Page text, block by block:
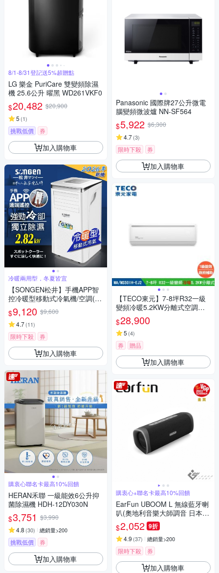
8/1-8/31登記送5%超贈點
LG 樂金 PuriCare 雙變頻除濕
機 25.6公升 曜黑 WD261VKF0
$20,482 $20,900
5 (1)
挑戰低價 券
加入購物車
冷暖兩用型，冬夏皆宜
【SONGEN松井】手機APP智
控冷暖型移動式冷氣機/空調(S
G-A413CH)
$9,120 $9,600
4.7(11)
限時下殺 券
加入購物車
購衷心聯名卡最高10%回饋
HERAN禾聯 一級能效6公升抑
菌除濕機 HDH-12DY030N
$3,751 $3,990
4.8 (30) 總銷量>200
挑戰低價 券
加入購物車
Panasonic 國際牌27公升微電
腦變頻微波爐 NN-SF564
$5,922 $6,300
4.7(3)
限時下殺 券
加入購物車
【TECO東元】7-8坪R32一級
變頻冷暖5.2KW分離式空調冷
氣 MA50IH-EJ2/MS50IH-EJ2
$28,900
5 (4)
券 贈品
加入購物車
購衷心+聯名卡最高10%回饋
EarFun UBOOM L 無線藍牙喇
叭(奧地利音樂大師調音 日本V
GP金賞獎)
$2,052 9折
4.9 (37) 總銷量>200
限時下殺 券
加入購物車